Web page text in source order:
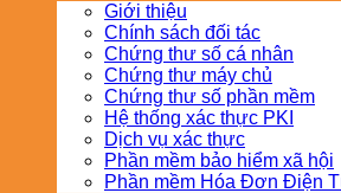
Giới thiệu
Chính sách đối tác
Chứng thư số cá nhân
Chứng thư máy chủ
Chứng thư số phần mềm
Hệ thống xác thực PKI
Dịch vụ xác thực
Phần mềm bảo hiểm xã hội
Phần mềm Hóa Đơn Điện